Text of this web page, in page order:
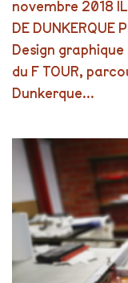
novembre 2018
DE
Design
du F TOUR,
Dunkerque...